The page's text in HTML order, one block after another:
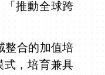
推動全球跨
整合的加值培
式，培育兼具